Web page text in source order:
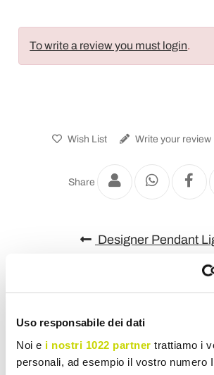
Uso responsabile dei dati
Noi e i nostri 1022 partner trattiamo i
personali, ad esempio il vostro numero
To write a review you must login.
Wish List Write your review
Share
Designer Pendant